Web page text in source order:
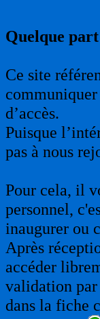
Quelque
Ce site
d’accès.
Puisque
pas à nous
Pour cela, il
personnel,
inaugurer ou
Après
accéder
validation par
dans la fiche